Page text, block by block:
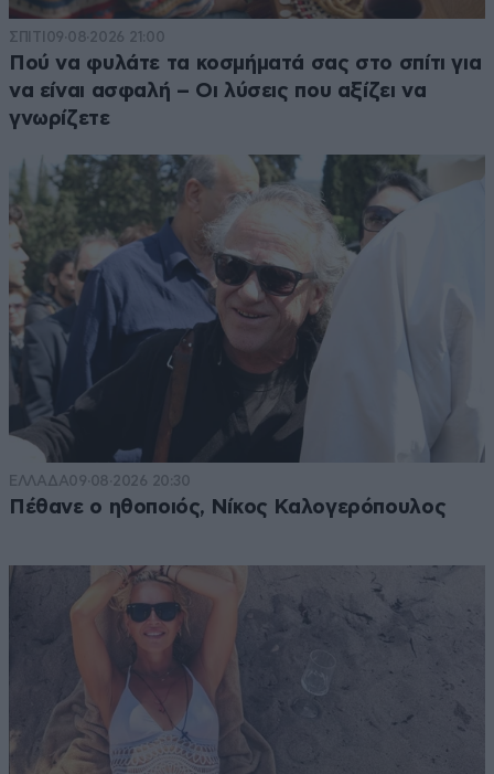
ΣΠΙΤΙ 09·08·2026 21:00
Πού να φυλάτε τα κοσμήματά σας στο σπίτι για
να είναι ασφαλή – Οι λύσεις που αξίζει να
γνωρίζετε
ΕΛΛΑΔΑ09·08·2026 20:30
Πέθανε ο ηθοποιός, Νίκος Καλογερόπουλος